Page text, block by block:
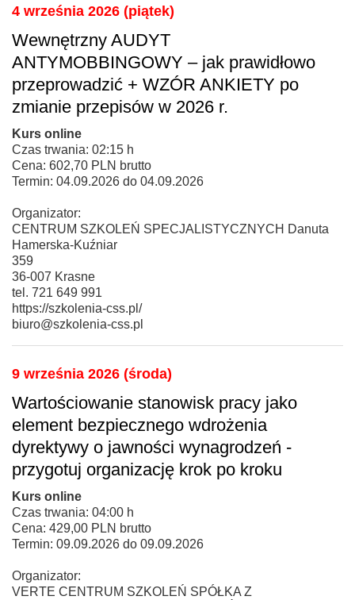
4 września 2026 (piątek)
Wewnętrzny AUDYT
ANTYMOBBINGOWY – jak prawidłowo
przeprowadzić + WZÓR ANKIETY po
zmianie przepisów w 2026 r.
Kurs online
Czas trwania: 02:15 h
Cena: 602,70 PLN brutto
Termin: 04.09.2026 do 04.09.2026
Organizator:
CENTRUM SZKOLEŃ SPECJALISTYCZNYCH Danuta
Hamerska-Kuźniar
359
36-007 Krasne
tel. 721 649 991
https://szkolenia-css.pl/
biuro@szkolenia-css.pl
9 września 2026 (środa)
Wartościowanie stanowisk pracy jako
element bezpiecznego wdrożenia
dyrektywy o jawności wynagrodzeń -
przygotuj organizację krok po kroku
Kurs online
Czas trwania: 04:00 h
Cena: 429,00 PLN brutto
Termin: 09.09.2026 do 09.09.2026
Organizator:
VERTE CENTRUM SZKOLEŃ SPÓŁKA Z